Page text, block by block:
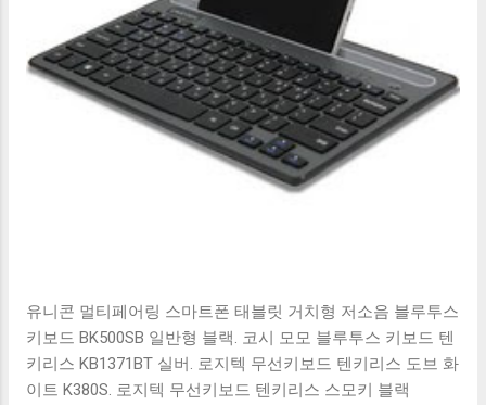
유니콘 멀티페어링 스마트폰 태블릿 거치형 저소음 블루투스
키보드 BK500SB 일반형 블랙. 코시 모모 블루투스 키보드 텐
키리스 KB1371BT 실버. 로지텍 무선키보드 텐키리스 도브 화
이트 K380S. 로지텍 무선키보드 텐키리스 스모키 블랙